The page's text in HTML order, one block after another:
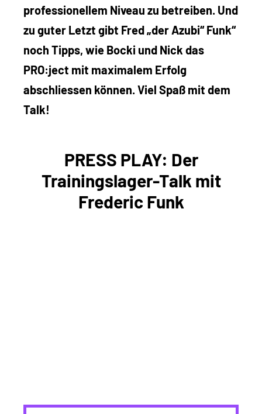
professionellem Niveau zu betreiben. Und
zu guter Letzt gibt Fred „der Azubi“ Funk“
noch Tipps, wie Bocki und Nick das
PRO:ject mit maximalem Erfolg
abschliessen können. Viel Spaß mit dem
Talk!
PRESS PLAY: Der
Trainingslager-Talk mit
Frederic Funk